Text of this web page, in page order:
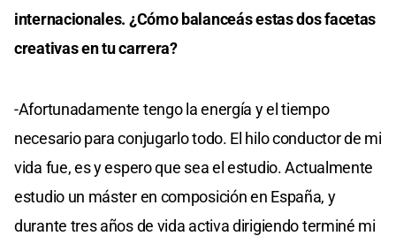
internacionales. ¿Cómo balanceás estas dos facetas
creativas en tu carrera?
-Afortunadamente tengo la energía y el tiempo
necesario para conjugarlo todo. El hilo conductor de mi
vida fue, es y espero que sea el estudio. Actualmente
estudio un máster en composición en España, y
durante tres años de vida activa dirigiendo terminé mi